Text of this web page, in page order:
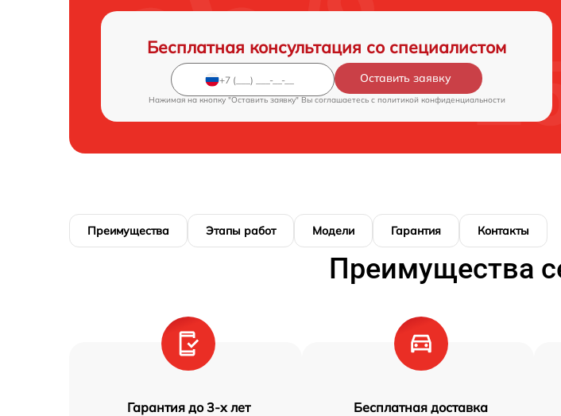
Бесплатная консультация со специалистом
Оставить заявку
Нажимая на кнопку "Оставить заявку" Вы соглашаетесь c политикой конфиденциальности
Преимущества Этапы работ Модели Гарантия Контакты
Преимущества
Гарантия до 3-х лет Бесплатная доставка